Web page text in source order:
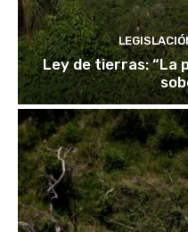
Ley de tierras: “La